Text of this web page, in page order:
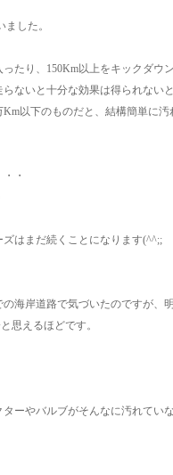
ました。
たり、150Km以上をキックダウ
ないと十分な効果は得られない
以下のものだと、結構簡単に
・
はまだ続くことになります(^^;;
海岸道路で気づいたのですが、
思えるほどです。
ーやバルブがそんなに汚れてい